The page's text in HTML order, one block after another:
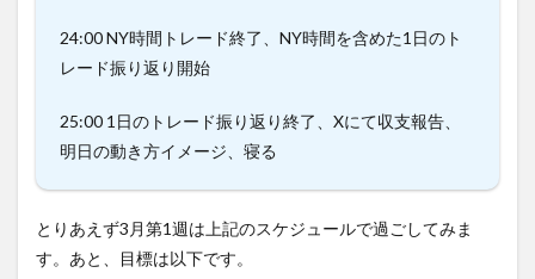
24:00 NY時間トレード終了、NY時間を含めた1日のト
レード振り返り開始
25:00 1日のトレード振り返り終了、Xにて収支報告、
明日の動き方イメージ、寝る
とりあえず3月第1週は上記のスケジュールで過ごしてみま
す。あと、目標は以下です。